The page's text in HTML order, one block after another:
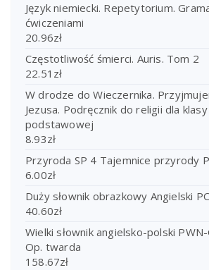
Język niemiecki. Repetytorium.
ćwiczeniami
20.96zł
Częstotliwość śmierci. Auris. Tom 2
22.51 zł
W drodze do Wieczernika.
Jezusa. Podręcznik do religii dla
podstawowej
8.93zł
Przyroda SP 4 Tajemnice przyrody
6.00zł
Duży słownik obrazkowy Angielski
40.60zł
Wielki słownik angielsko-polski
Op. twarda
158.67zł